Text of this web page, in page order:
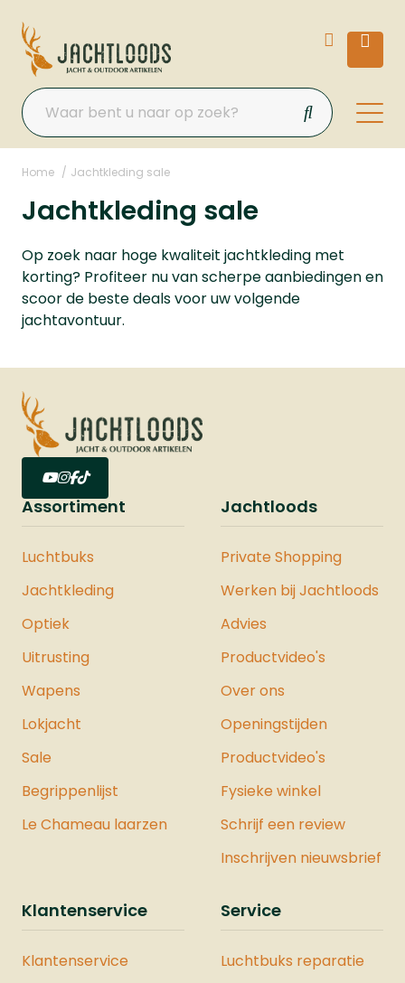
Home Jachtkleding sale
Jachtkleding sale
Op zoek naar hoge kwaliteit jachtkleding met
korting? Profiteer nu van scherpe aanbiedingen en
scoor de beste deals voor uw volgende
jachtavontuur.
Assortiment
Luchtbuks
Jachtkleding
Optiek
Uitrusting
Wapens
Lokjacht
Sale
Begrippenlijst
Le Chameau laarzen
Jachtloods
Private Shopping
Werken bij Jachtloods
Advies
Productvideo's
Over ons
Openingstijden
Productvideo's
Fysieke winkel
Schrijf een review
Inschrijven nieuwsbrief
Klantenservice
Klantenservice
Service
Luchtbuks reparatie